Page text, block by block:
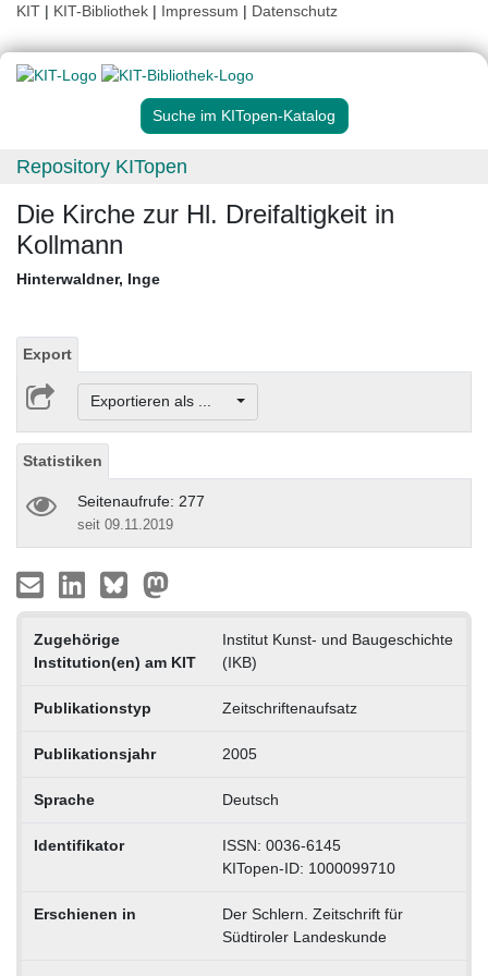
KIT | KIT-Bibliothek | Impressum | Datenschutz
Suche im KITopen-Katalog
Repository KITopen
Die Kirche zur Hl. Dreifaltigkeit in
Kollmann
Hinterwaldner, Inge
Export
Exportieren als ...
Statistiken
Seitenaufrufe: 277
seit 09.11.2019
Zugehörige
Institution(en) am KIT
Institut Kunst- und Baugeschichte
(IKB)
Publikationstyp Zeitschriftenaufsatz
Publikationsjahr 2005
Sprache Deutsch
Identifikator
ISSN: 0036-6145
KITopen-ID: 1000099710
Erschienen in
Der Schlern. Zeitschrift für
Südtiroler Landeskunde